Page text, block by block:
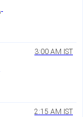
3:00 AM IST
2:15 AM IST